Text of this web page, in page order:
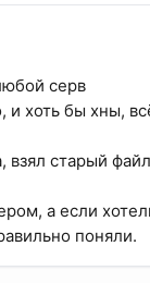
серв
хоть бы хны,
старый
а если
поняли.